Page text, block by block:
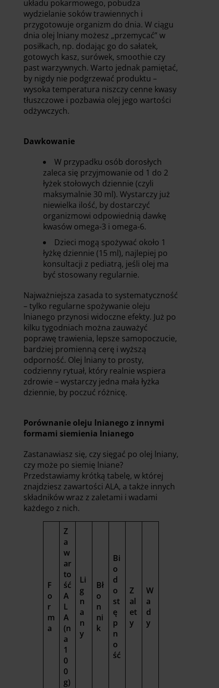
układu pokarmowego, pobudza
wydzielanie soków trawiennych i
przygotowuje organizm do dnia. W ciągu
dnia olej lniany możesz „przemycać” w
posiłkach, np. dodając go do sałatek,
gotowych kasz, surówek, smoothie czy
past warzywnych. Warto jednak pamiętać,
by nigdy nie podgrzewać produktu –
wysoka temperatura niszczy cenne kwasy
tłuszczowe i pozbawia olej jego wartości
odżywczych.
Dawkowanie
W przypadku osób dorosłych
zaleca się przyjmowanie od 1 do 2
łyżek stołowych dziennie (czyli
maksymalnie 30 ml). Wystarczy już
niewielka ilość, by dostarczyć
organizmowi odpowiednią dawkę
kwasów omega-3 i omega-6.
Dzieci mogą spożywać około 1
łyżkę dziennie (15 ml), najlepiej po
konsultacji z pediatrą, jeśli olej ma
być stosowany regularnie.
Najważniejsza zasada to systematyczność
– tylko regularne spożywanie oleju
lnianego przynosi widoczne efekty. Już po
kilku tygodniach można zauważyć
poprawę trawienia, lepsze samopoczucie,
bardziej promienną cerę i wyższą
odporność. Olej lniany to prosty,
codzienny rytuał, który realnie wspiera
zdrowie – wystarczy jedna mała łyżka
dziennie, by poczuć różnicę.
Porównanie oleju lnianego z innymi
formami siemienia lnianego
Zastanawiasz się, czy sięgać po olej lniany,
czy może po siemię lniane?
Przedstawiamy krótką tabelę, w której
znajdziesz zawartości ALA, a także innych
składników wraz z zaletami i wadami
każdego z nich.
F
o
r
m
a
Z
a
w
ar
to
ść
A
L
A
(n
a
1
0
0
g)
Li
g
n
a
n
y
Bł
o
n
ni
k
Bi
o
d
o
st
ę
p
n
o
ść
Z
al
et
y
W
a
d
y